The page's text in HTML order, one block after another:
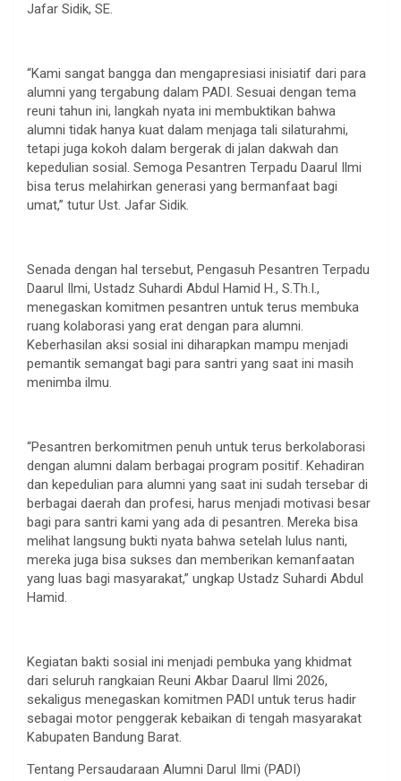
Jafar Sidik, SE.
“Kami sangat bangga dan mengapresiasi inisiatif dari para
alumni yang tergabung dalam PADI. Sesuai dengan tema
reuni tahun ini, langkah nyata ini membuktikan bahwa
alumni tidak hanya kuat dalam menjaga tali silaturahmi,
tetapi juga kokoh dalam bergerak di jalan dakwah dan
kepedulian sosial. Semoga Pesantren Terpadu Daarul Ilmi
bisa terus melahirkan generasi yang bermanfaat bagi
umat,” tutur Ust. Jafar Sidik.
Senada dengan hal tersebut, Pengasuh Pesantren Terpadu
Daarul Ilmi, Ustadz Suhardi Abdul Hamid H., S.Th.I.,
menegaskan komitmen pesantren untuk terus membuka
ruang kolaborasi yang erat dengan para alumni.
Keberhasilan aksi sosial ini diharapkan mampu menjadi
pemantik semangat bagi para santri yang saat ini masih
menimba ilmu.
“Pesantren berkomitmen penuh untuk terus berkolaborasi
dengan alumni dalam berbagai program positif. Kehadiran
dan kepedulian para alumni yang saat ini sudah tersebar di
berbagai daerah dan profesi, harus menjadi motivasi besar
bagi para santri kami yang ada di pesantren. Mereka bisa
melihat langsung bukti nyata bahwa setelah lulus nanti,
mereka juga bisa sukses dan memberikan kemanfaatan
yang luas bagi masyarakat,” ungkap Ustadz Suhardi Abdul
Hamid.
Kegiatan bakti sosial ini menjadi pembuka yang khidmat
dari seluruh rangkaian Reuni Akbar Daarul Ilmi 2026,
sekaligus menegaskan komitmen PADI untuk terus hadir
sebagai motor penggerak kebaikan di tengah masyarakat
Kabupaten Bandung Barat.
Tentang Persaudaraan Alumni Darul Ilmi (PADI)